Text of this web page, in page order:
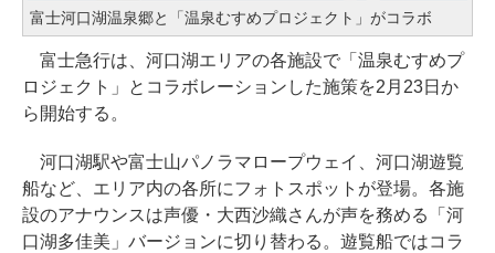
富士河口湖温泉郷と「温泉むすめプロジェクト」がコラボ
富士急行は、河口湖エリアの各施設で「温泉むすめプ
ロジェクト」とコラボレーションした施策を2月23日か
ら開始する。
河口湖駅や富士山パノラマロープウェイ、河口湖遊覧
船など、エリア内の各所にフォトスポットが登場。各施
設のアナウンスは声優・大西沙織さんが声を務める「河
口湖多佳美」バージョンに切り替わる。遊覧船ではコラ